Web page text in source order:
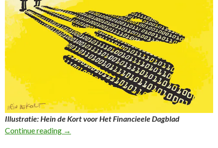
Illustratie: Hein de Kort voor Het Financieele Dagblad
Continue reading 49e FD Column: Maatschappelijk belang
→